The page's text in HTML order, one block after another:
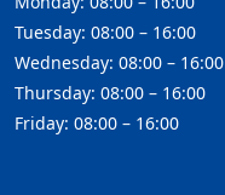
Tuesday: 08:00 – 16:00
Wednesday: 08:00 – 16:00
Thursday: 08:00 – 16:00
Friday: 08:00 – 16:00